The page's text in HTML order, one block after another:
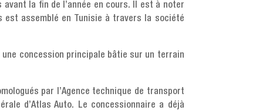
la fin de l’année en cours. Il est à noter
est assemblé en Tunisie à travers la société
concession principale bâtie sur un terrain
par l’Agence technique de transport
d’Atlas Auto. Le concessionnaire a déjà